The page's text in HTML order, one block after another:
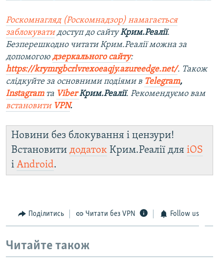
Роскомнагляд (Роскомнадзор) намагається
заблокуватидоступ до сайтуКрим.Реалії.
Безперешкодно читати Крим.Реалії можна за
допомогою дзеркального сайту:
https://krymrgbcrlvrexoeaqjy.azureedge.net/. Також
слідкуйте за основними подіями в Telegram,
Instagramта ViberКрим.Реалії. Рекомендуємо вам
встановити VPN.
Новини без блокування і цензури!
Встановити додаток Крим.Реалії для iOS
і Android.
Поділитись Читати без VPN Follow us
Читайте також